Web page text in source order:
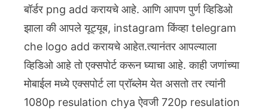
बॉर्डर png add करायचे आहे. आणि आपण पुर्ण व्हिडिओ
झाला की आपले यूट्यूब, instagram किंव्हा telegram
che logo add करायचे आहेत.त्यानंतर आपल्याला
व्हिडिओ आहे तो एक्सपोर्ट करून घ्याचा आहे. काही जणांच्या
मोबाईल मध्ये एक्सपोर्ट ला प्रॉब्लेम येत असतो तर त्यांनी
1080p resulation chya ऐवजी 720p resulation